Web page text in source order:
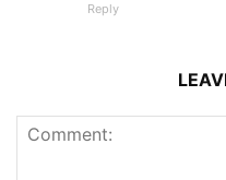
Reply